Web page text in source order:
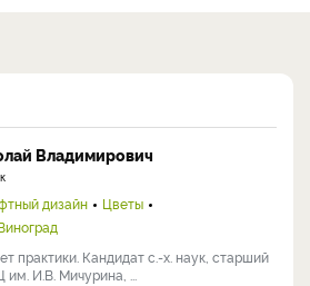
Владимирович
дизайн
Цветы
практики. Кандидат с.-х. наук, старший
И.В. Мичурина, ...